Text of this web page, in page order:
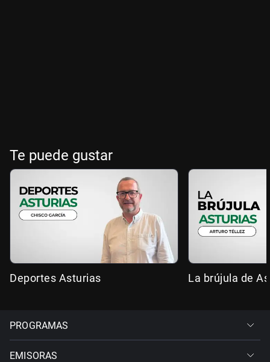
Te puede gustar
Deportes Asturias La brújula de
PROGRAMAS
EMISORAS